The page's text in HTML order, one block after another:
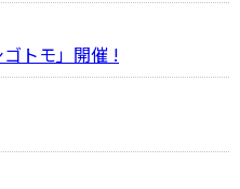
トモ」開催 !